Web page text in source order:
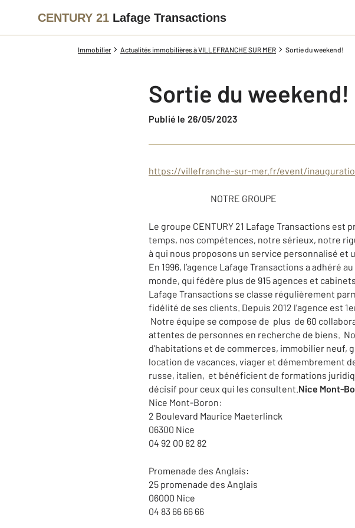
CENTURY 21 Lafage Transactions
Immobilier Actualités immobilières à VILLEFRANCHE SUR MER Sortie du weekend!
Sortie du weekend!
Publié le 26/05/2023
https://villefranche-sur-mer.fr/event/
NOTRE GROUPE
Le groupe CENTURY 21 Lafage Transactions est
temps, nos compétences, notre sérieux, notre
à qui nous proposons un service personnalisé et
En 1996, l’agence Lafage Transactions a adhéré
monde, qui fédère plus de 915 agences et
Lafage Transactions se classe régulièrement
fidélité de ses clients. Depuis 2012 l'agence est
Notre équipe se compose de plus de 60
attentes de personnes en recherche de biens.
d’habitations et de commerces, immobilier neuf,
location de vacances, viager et démembrement
russe, italien, et bénéficient de formations
décisif pour ceux qui les consultent.Nice Mont-
Nice Mont-Boron:
2 Boulevard Maurice Maeterlinck
06300 Nice
04 92 00 82 82
Promenade des Anglais:
25 promenade des Anglais
06000 Nice
04 83 66 66 66